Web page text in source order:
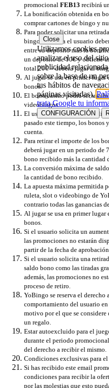
promocional FEB13 recibirá
La bonificación obtenida en
comprar cartones de bingo y
Para poder solicitar una
bingo obtenida el usuario
entre su depósito más la
un depósito de 10€ y obtiene
total 20€ – deberá jugar al
Al jugar se usa en primer
bonos.
El bono casino podrá ser
videobingos.
El usuario tiene 7 días para
pasado este tiempo, los bonos
cuenta.
Para retirar el importe de los
deberá jugar en un periodo de
bono recibido más la cantidad
La conversión máxima de
la cantidad de bono recibido.
La apuesta máxima permitida
ruleta, slot o videobingo de
contrario todas las ganancias
Al jugar se usa en primer
bonos.
Si el usuario solicita un
las promociones no estarán
partir de la fecha de
Si el usuario solicita una
saldo bono como las tiradas
además, las promociones no
proceso de retiro.
YoBingo se reserva el derecho
comportamiento del usuario
motivo por el que se considere
un regalo.
Estar autoexcluido para el
durante el periodo
del derecho a recibir el mismo.
Condiciones exclusivas para
Si has recibido este email
condiciones para recibir la
por las molestias que esto
Close
Utilizamos cookies
analizar el uso del
publicidad
sobre la base de un
tus hábitos de
páginas visitadas).
trata Google tu
CONFIGURACIÓN